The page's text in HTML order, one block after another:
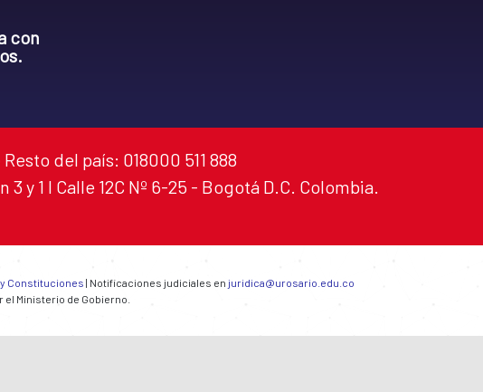
con
del país: 018000 511 888
y 1 I Calle 12C Nº 6-25 - Bogotá D.C. Colombia.
Constituciones | Notificaciones judiciales en juridica@urosario.edu.co
Ministerio de Gobierno.